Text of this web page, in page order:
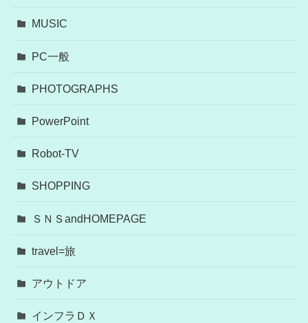
MUSIC
PC一般
PHOTOGRAPHS
PowerPoint
Robot-TV
SHOPPING
ＳＮＳandHOMEPAGE
travel=旅
アウトドア
インフラＤＸ